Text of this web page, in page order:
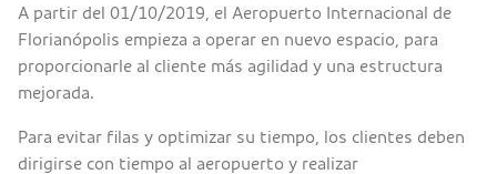
A partir del 01/10/2019, el Aeropuerto Internacional de
Florianópolis empieza a operar en nuevo espacio, para
proporcionarle al cliente más agilidad y una estructura
mejorada.
Para evitar filas y optimizar su tiempo, los clientes deben
dirigirse con tiempo al aeropuerto y realizar